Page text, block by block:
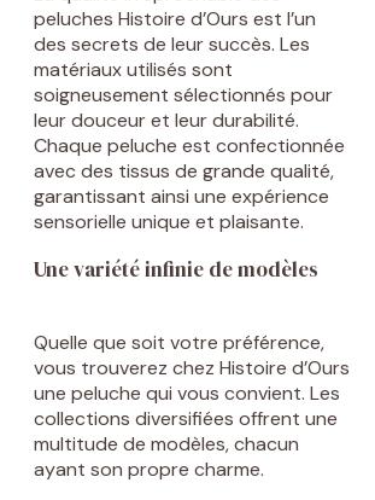
peluches Histoire d’Ours est l’un
des secrets de leur succès. Les
matériaux utilisés sont
soigneusement sélectionnés pour
leur douceur et leur durabilité.
Chaque peluche est confectionnée
avec des tissus de grande qualité,
garantissant ainsi une expérience
sensorielle unique et plaisante.
Une variété infinie de modèles
Quelle que soit votre préférence,
vous trouverez chez Histoire d’Ours
une peluche qui vous convient. Les
collections diversifiées offrent une
multitude de modèles, chacun
ayant son propre charme.